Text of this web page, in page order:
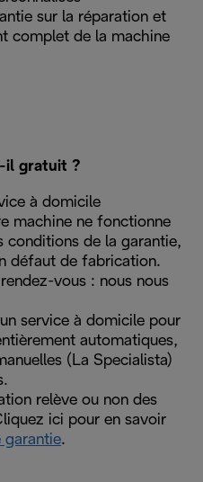
sur la réparation et
complet de la machine
il gratuit ?
à domicile
machine ne fonctionne
conditions de la garantie,
défaut de fabrication.
vous : nous nous
service à domicile pour
automatiques,
(La Specialista)
relève ou non des
ici pour en savoir
garantie.